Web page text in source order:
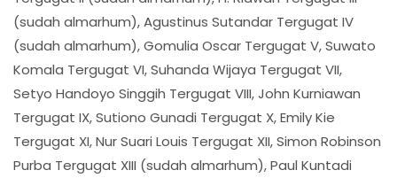
(sudah almarhum), Agustinus Sutandar Tergugat IV
(sudah almarhum), Gomulia Oscar Tergugat V, Suwato
Komala Tergugat VI, Suhanda Wijaya Tergugat VII,
Setyo Handoyo Singgih Tergugat VIII, John Kurniawan
Tergugat IX, Sutiono Gunadi Tergugat X, Emily Kie
Tergugat XI, Nur Suari Louis Tergugat XII, Simon Robinson
Purba Tergugat XIII (sudah almarhum), Paul Kuntadi